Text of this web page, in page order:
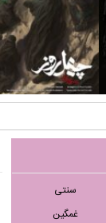
سنتی
غمگین